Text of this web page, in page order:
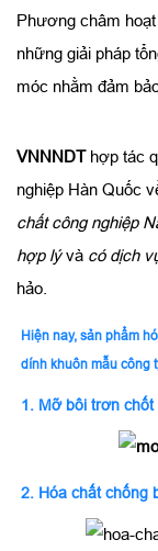
Phương châm
những giải pháp
móc nhằm đảm
VNNNDThợp tác
nghiệp Hàn Quốc
chất công nghiệp
hợp lývà có dịch
hảo.
Hiện nay, sản phẩm
dính khuôn mẫu công
1. Mỡ bôi trơn
2. Hóa chất chống